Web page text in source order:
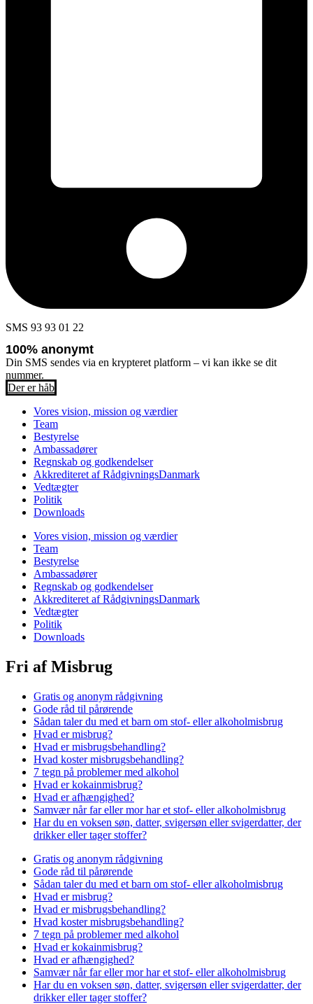
SMS 93 93 01 22
100% anonymt
Din SMS sendes via en krypteret platform – vi kan ikke se dit
nummer.
Der er håb
Vores vision, mission og værdier
Team
Bestyrelse
Ambassadører
Regnskab og godkendelser
Akkrediteret af RådgivningsDanmark
Vedtægter
Politik
Downloads
Vores vision, mission og værdier
Team
Bestyrelse
Ambassadører
Regnskab og godkendelser
Akkrediteret af RådgivningsDanmark
Vedtægter
Politik
Downloads
Fri af Misbrug
Gratis og anonym rådgivning
Gode råd til pårørende
Sådan taler du med et barn om stof- eller alkoholmisbrug
Hvad er misbrug?
Hvad er misbrugsbehandling?
Hvad koster misbrugsbehandling?
7 tegn på problemer med alkohol
Hvad er kokainmisbrug?
Hvad er afhængighed?
Samvær når far eller mor har et stof- eller alkoholmisbrug
Har du en voksen søn, datter, svigersøn eller svigerdatter, der
drikker eller tager stoffer?
Gratis og anonym rådgivning
Gode råd til pårørende
Sådan taler du med et barn om stof- eller alkoholmisbrug
Hvad er misbrug?
Hvad er misbrugsbehandling?
Hvad koster misbrugsbehandling?
7 tegn på problemer med alkohol
Hvad er kokainmisbrug?
Hvad er afhængighed?
Samvær når far eller mor har et stof- eller alkoholmisbrug
Har du en voksen søn, datter, svigersøn eller svigerdatter, der
drikker eller tager stoffer?